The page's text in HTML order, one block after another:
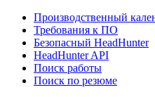
Производственный
Требования к ПО
Безопасный HeadHunter
HeadHunter API
Поиск работы
Поиск по резюме